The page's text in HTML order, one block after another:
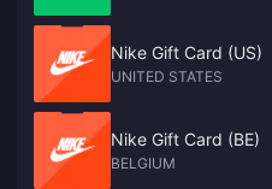
Nike Gift Card (US)
UNITED STATES
Nike Gift Card (BE)
BELGIUM